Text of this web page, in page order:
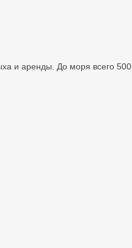
и аренды. До моря всего 500